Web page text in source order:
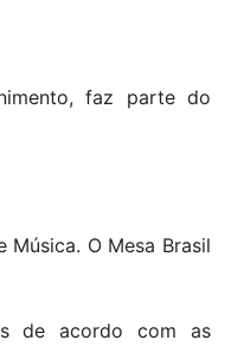
faz parte do
O Mesa Brasil
de acordo com as